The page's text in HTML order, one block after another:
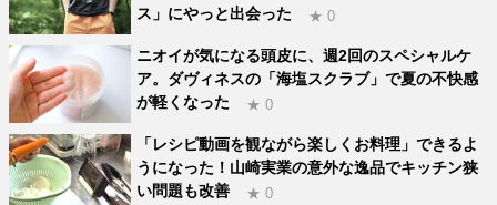
ス」にやっと出会った
★ 0
ニオイが気になる頭皮に、週2回のスペシャルケ
ア。ダヴィネスの「海塩スクラブ」で夏の不快感
が軽くなった
★ 0
「レシピ動画を観ながら楽しくお料理」できるよ
うになった！山崎実業の意外な逸品でキッチン狭
い問題も改善
★ 0